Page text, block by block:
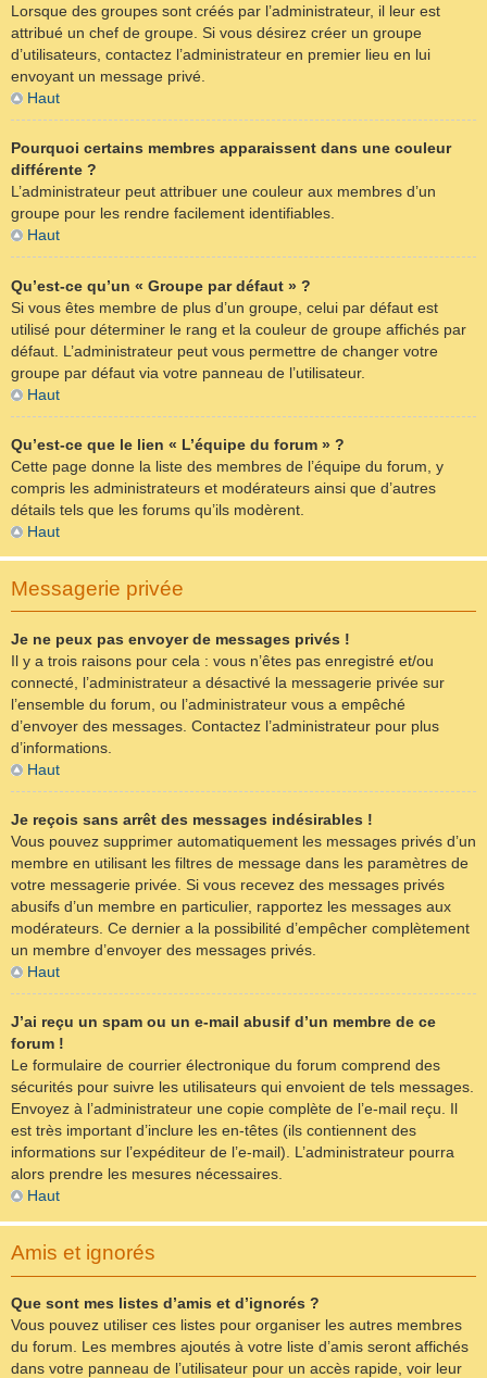
Lorsque des groupes sont créés par l’administrateur, il leur est
attribué un chef de groupe. Si vous désirez créer un groupe
d’utilisateurs, contactez l’administrateur en premier lieu en lui
envoyant un message privé.
Haut
Pourquoi certains membres apparaissent dans une couleur
différente ?
L’administrateur peut attribuer une couleur aux membres d’un
groupe pour les rendre facilement identifiables.
Haut
Qu’est-ce qu’un « Groupe par défaut » ?
Si vous êtes membre de plus d’un groupe, celui par défaut est
utilisé pour déterminer le rang et la couleur de groupe affichés par
défaut. L’administrateur peut vous permettre de changer votre
groupe par défaut via votre panneau de l’utilisateur.
Haut
Qu’est-ce que le lien « L’équipe du forum » ?
Cette page donne la liste des membres de l’équipe du forum, y
compris les administrateurs et modérateurs ainsi que d’autres
détails tels que les forums qu’ils modèrent.
Haut
Messagerie privée
Je ne peux pas envoyer de messages privés !
Il y a trois raisons pour cela : vous n’êtes pas enregistré et/ou
connecté, l’administrateur a désactivé la messagerie privée sur
l’ensemble du forum, ou l’administrateur vous a empêché
d’envoyer des messages. Contactez l’administrateur pour plus
d’informations.
Haut
Je reçois sans arrêt des messages indésirables !
Vous pouvez supprimer automatiquement les messages privés d’un
membre en utilisant les filtres de message dans les paramètres de
votre messagerie privée. Si vous recevez des messages privés
abusifs d’un membre en particulier, rapportez les messages aux
modérateurs. Ce dernier a la possibilité d’empêcher complètement
un membre d’envoyer des messages privés.
Haut
J’ai reçu un spam ou un e-mail abusif d’un membre de ce
forum !
Le formulaire de courrier électronique du forum comprend des
sécurités pour suivre les utilisateurs qui envoient de tels messages.
Envoyez à l’administrateur une copie complète de l’e-mail reçu. Il
est très important d’inclure les en-têtes (ils contiennent des
informations sur l’expéditeur de l’e-mail). L’administrateur pourra
alors prendre les mesures nécessaires.
Haut
Amis et ignorés
Que sont mes listes d’amis et d’ignorés ?
Vous pouvez utiliser ces listes pour organiser les autres membres
du forum. Les membres ajoutés à votre liste d’amis seront affichés
dans votre panneau de l’utilisateur pour un accès rapide, voir leur